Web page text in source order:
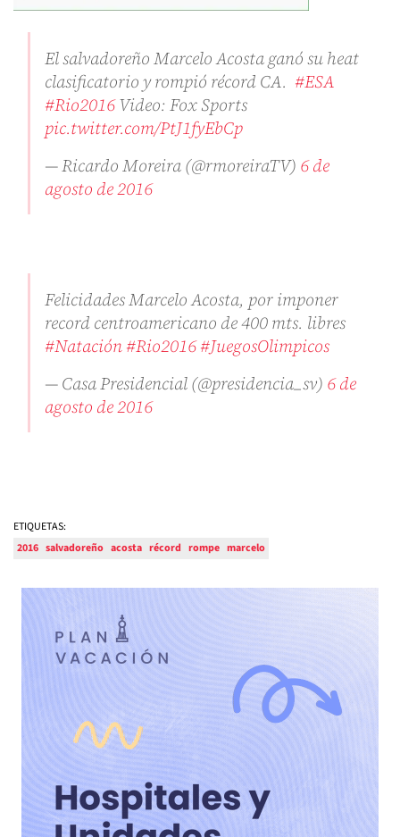
El salvadoreño Marcelo Acosta ganó su heat
clasificatorio y rompió récord CA. #ESA
#Rio2016Video: Fox Sports
pic.twitter.com/PtJ1fyEbCp
— Ricardo Moreira (@rmoreiraTV) 6 de
agosto de 2016
Felicidades Marcelo Acosta, por imponer
record centroamericano de 400 mts. libres
#Natación#Rio2016#JuegosOlimpicos
— Casa Presidencial (@presidencia_sv) 6 de
agosto de 2016
ETIQUETAS:
2016 salvadoreño acosta récord rompe marcelo